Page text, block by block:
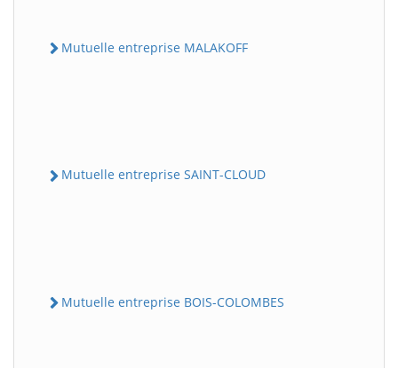
Mutuelle entreprise MALAKOFF
Mutuelle entreprise SAINT-CLOUD
Mutuelle entreprise BOIS-COLOMBES